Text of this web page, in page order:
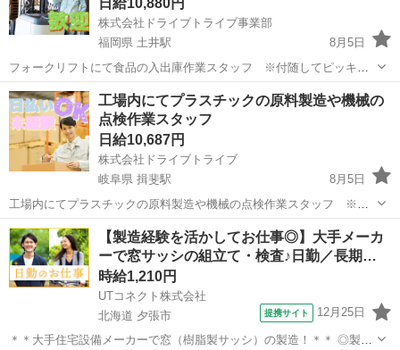
日給10,880円
株式会社ドライブトライブ事業部
福岡県 土井駅
8月5日
フォークリフトにて食品の入出庫作業スタッフ ※付随してピッキン
グ・積み込み・棚卸作業あります 商品 ：食品(お菓子類) 働く場
所：倉庫内 年齢層 ：20～54歳くらいまでの方が活躍中 勤務時間：
9:00～18:30...
福岡 福岡市 土井駅 倉庫 スタッフ
工場内にてプラスチックの原料製造や機械の
点検作業スタッフ
日給10,687円
株式会社ドライブトライブ
岐阜県 揖斐駅
8月5日
工場内にてプラスチックの原料製造や機械の点検作業スタッフ ※プ
ラスチックの成形品の検査業務もあります 商品 ：プラスチック製
品 働く場所：工場内 年齢層 ：18～55歳くらいまでの方が活躍中 勤
務時間：①6:00～...
岐阜 揖斐郡 揖斐駅 倉庫 スタッフ
【製造経験を活かしてお仕事◎】大手メーカ
ーで窓サッシの組立て・検査♪日勤／長期…
時給1,210円
UTコネクト株式会社
北海道 夕張市
提携サイト 12月25日
＊＊大手住宅設備メーカーで窓（樹脂製サッシ）の製造！＊＊ ◎製造